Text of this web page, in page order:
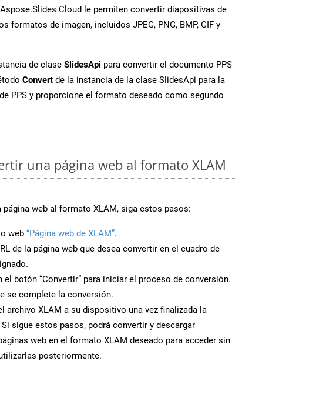
Cloud le permiten convertir diapositivas de
formatos de imagen, incluidos JPEG, PNG, BMP, GIF y
de clase SlidesApi para convertir el documento PPS
Convert de la instancia de la clase SlidesApi para la
PPS y proporcione el formato deseado como segundo
una página web al formato XLAM
página web al formato XLAM, siga estos pasos:
web “Página web de XLAM”.
de la página web que desea convertir en el cuadro de
el botón “Convertir” para iniciar el proceso de conversión.
se complete la conversión.
archivo XLAM a su dispositivo una vez finalizada la
sigue estos pasos, podrá convertir y descargar
web en el formato XLAM deseado para acceder sin
posteriormente.